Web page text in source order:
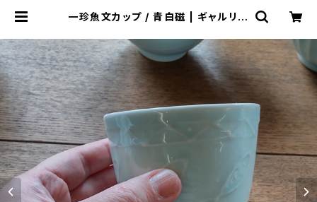
一珍魚文カップ / 青白磁 | ギャルリー